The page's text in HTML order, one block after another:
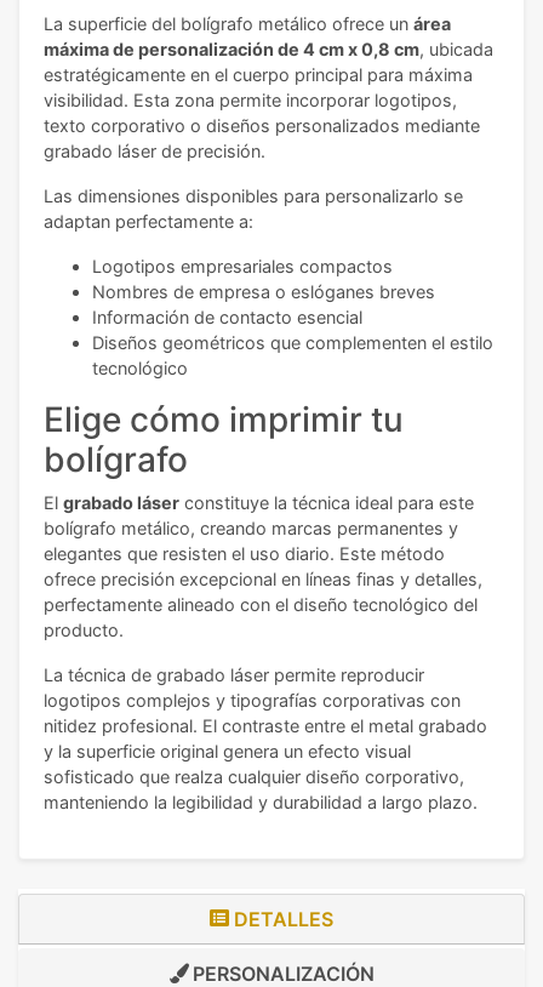
La superficie del bolígrafo metálico ofrece un área
máxima de personalización de 4 cm x 0,8 cm, ubicada
estratégicamente en el cuerpo principal para máxima
visibilidad. Esta zona permite incorporar logotipos,
texto corporativo o diseños personalizados mediante
grabado láser de precisión.
Las dimensiones disponibles para personalizarlo se
adaptan perfectamente a:
Logotipos empresariales compactos
Nombres de empresa o eslóganes breves
Información de contacto esencial
Diseños geométricos que complementen el estilo
tecnológico
Elige cómo imprimir tu
bolígrafo
El grabado láser constituye la técnica ideal para este
bolígrafo metálico, creando marcas permanentes y
elegantes que resisten el uso diario. Este método
ofrece precisión excepcional en líneas finas y detalles,
perfectamente alineado con el diseño tecnológico del
producto.
La técnica de grabado láser permite reproducir
logotipos complejos y tipografías corporativas con
nitidez profesional. El contraste entre el metal grabado
y la superficie original genera un efecto visual
sofisticado que realza cualquier diseño corporativo,
manteniendo la legibilidad y durabilidad a largo plazo.
DETALLES
PERSONALIZACIÓN